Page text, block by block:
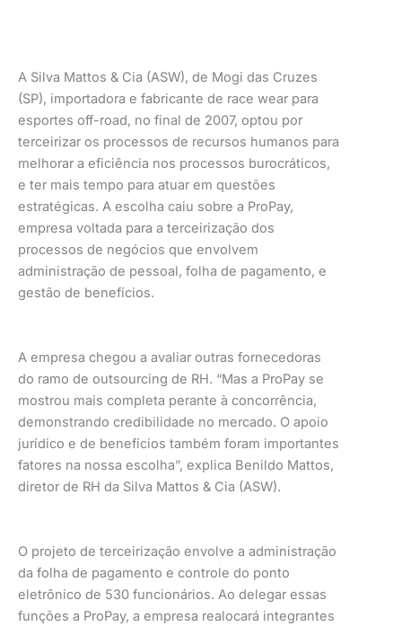
A Silva Mattos & Cia (ASW), de Mogi das Cruzes
(SP), importadora e fabricante de race wear para
esportes off-road, no final de 2007, optou por
terceirizar os processos de recursos humanos para
melhorar a eficiência nos processos burocráticos,
e ter mais tempo para atuar em questões
estratégicas. A escolha caiu sobre a ProPay,
empresa voltada para a terceirização dos
processos de negócios que envolvem
administração de pessoal, folha de pagamento, e
gestão de benefícios.
A empresa chegou a avaliar outras fornecedoras
do ramo de outsourcing de RH. “Mas a ProPay se
mostrou mais completa perante à concorrência,
demonstrando credibilidade no mercado. O apoio
jurídico e de benefícios também foram importantes
fatores na nossa escolha”, explica Benildo Mattos,
diretor de RH da Silva Mattos & Cia (ASW).
O projeto de terceirização envolve a administração
da folha de pagamento e controle do ponto
eletrônico de 530 funcionários. Ao delegar essas
funções a ProPay, a empresa realocará integrantes